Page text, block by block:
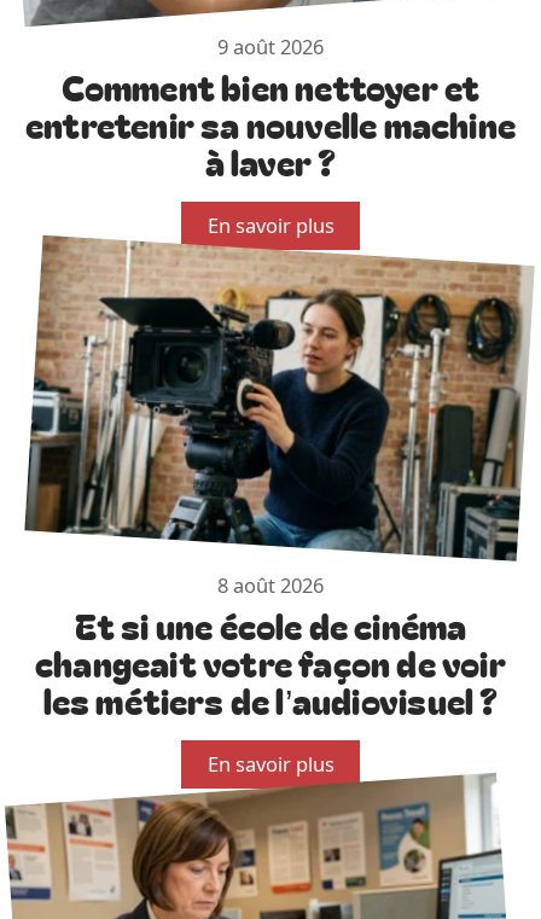
9 août 2026
Comment bien nettoyer et
entretenir sa nouvelle machine
à laver ?
En savoir plus
8 août 2026
Et si une école de cinéma
changeait votre façon de voir
les métiers de l’audiovisuel ?
En savoir plus